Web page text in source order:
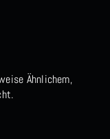
Ähnlichem,